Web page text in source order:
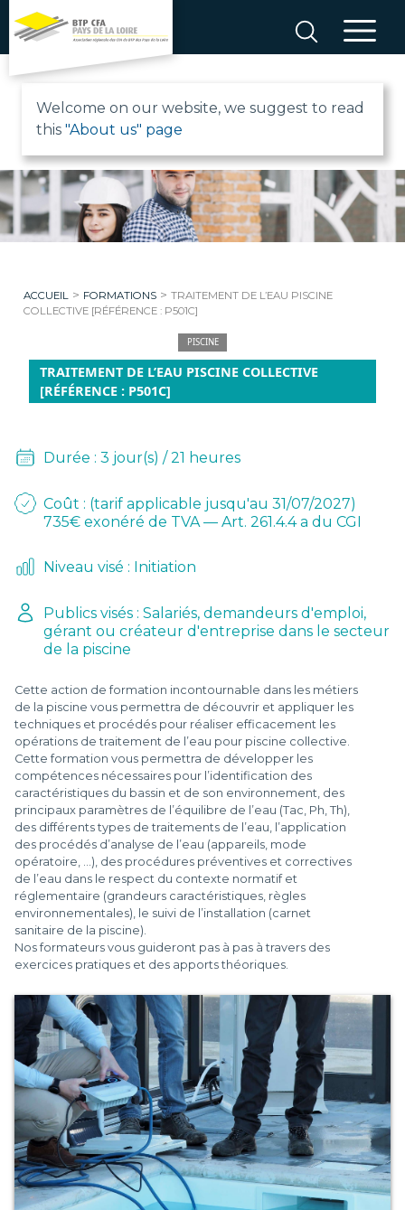
Aller
au
contenu
P
C
L
Welcome on our website, we suggest to read
this "About us" page
ACCUEIL > FORMATIONS >TRAITEMENT DE L’EAU PISCINE
COLLECTIVE [RÉFÉRENCE : P501C]
PISCINE
TRAITEMENT DE L’EAU PISCINE COLLECTIVE
[RÉFÉRENCE : P501C]
Durée : 3 jour(s) / 21 heures
Coût : (tarif applicable jusqu'au 31/07/2027)
735€ exonéré de TVA — Art. 261.4.4 a du CGI
Niveau visé : Initiation
Publics visés : Salariés, demandeurs d'emploi,
gérant ou créateur d'entreprise dans le secteur
de la piscine
Cette action de formation incontournable dans les métiers
de la piscine vous permettra de découvrir et appliquer les
techniques et procédés pour réaliser efficacement les
opérations de traitement de l’eau pour piscine collective.
Cette formation vous permettra de développer les
compétences nécessaires pour l’identification des
caractéristiques du bassin et de son environnement, des
principaux paramètres de l’équilibre de l’eau (Tac, Ph, Th),
des différents types de traitements de l’eau, l’application
des procédés d’analyse de l’eau (appareils, mode
opératoire, …), des procédures préventives et correctives
de l’eau dans le respect du contexte normatif et
réglementaire (grandeurs caractéristiques, règles
environnementales), le suivi de l’installation (carnet
sanitaire de la piscine).
Nos formateurs vous guideront pas à pas à travers des
exercices pratiques et des apports théoriques.